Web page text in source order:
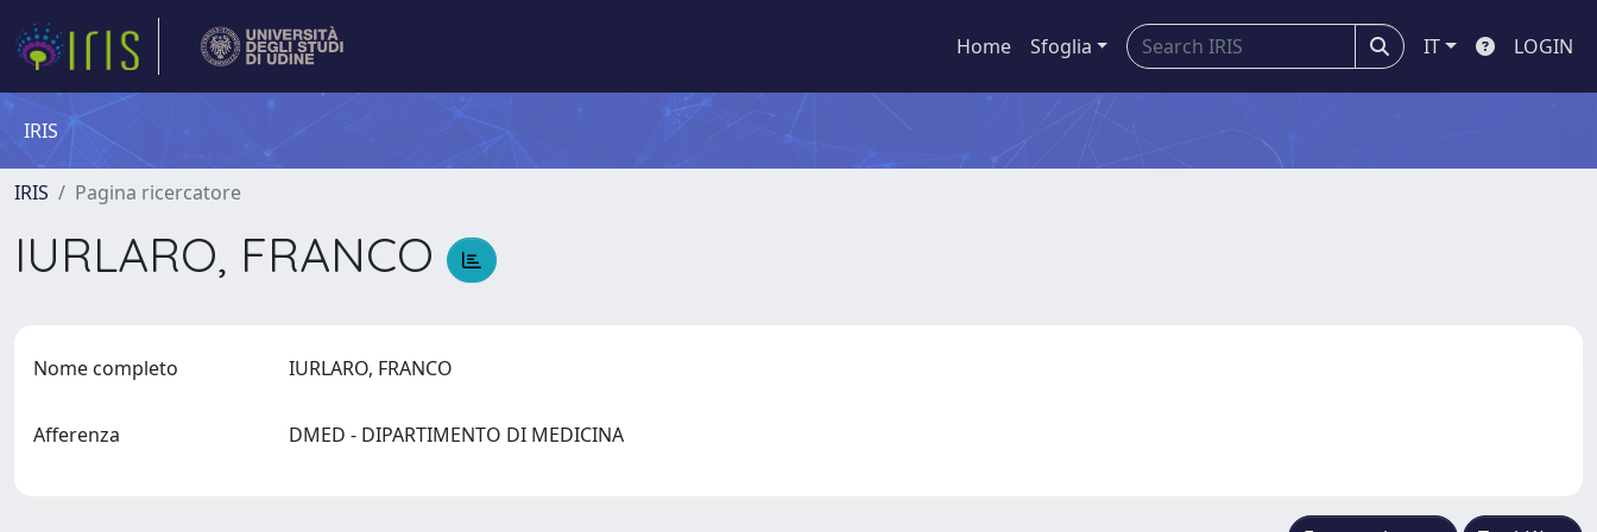
Home Sfoglia IT LOGIN
IRIS
IRIS Pagina ricercatore
IURLARO, FRANCO
Nome completo IURLARO, FRANCO
Afferenza DMED - DIPARTIMENTO DI MEDICINA